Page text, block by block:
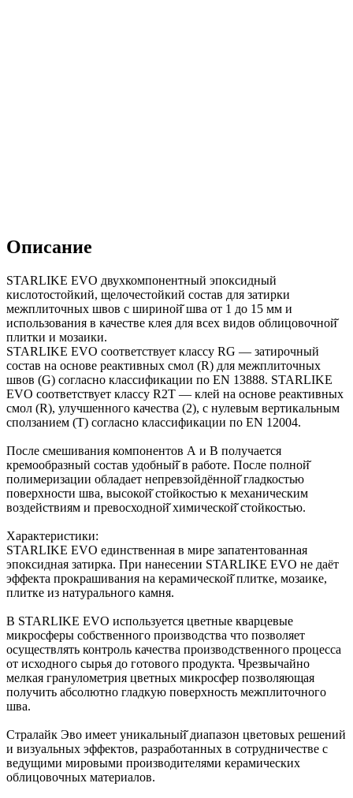
Описание
STARLIKE EVO двухкомпонентный эпоксидный
кислотостойкий, щелочестойкий состав для затирки
межплиточных швов с шириной̆ шва от 1 до 15 мм и
использования в качестве клея для всех видов облицовочной̆
плитки и мозаики.
STARLIKE EVO соответствует классу RG — затирочный
состав на основе реактивных смол (R) для межплиточных
швов (G) согласно классификации по EN 13888. STARLIKE
EVO соответствует классу R2T — клей на основе реактивных
смол (R), улучшенного качества (2), с нулевым вертикальным
сползанием (T) согласно классификации по EN 12004.
После смешивания компонентов А и В получается
кремообразный состав удобный̆ в работе. После полной̆
полимеризации обладает непревзойдённой̆ гладкостью
поверхности шва, высокой̆ стойкостью к механическим
воздействиям и превосходной̆ химической̆ стойкостью.
Характеристики:
STARLIKE EVO единственная в мире запатентованная
эпоксидная затирка. При нанесении STARLIKE EVO не даёт
эффекта прокрашивания на керамической̆ плитке, мозаике,
плитке из натурального камня.
В STARLIKE EVO используется цветные кварцевые
микросферы собственного производства что позволяет
осуществлять контроль качества производственного процесса
от исходного сырья до готового продукта. Чрезвычайно
мелкая гранулометрия цветных микросфер позволяющая
получить абсолютно гладкую поверхность межплиточного
шва.
Стралайк Эво имеет уникальный̆ диапазон цветовых решений
и визуальных эффектов, разработанных в сотрудничестве с
ведущими мировыми производителями керамических
облицовочных материалов.